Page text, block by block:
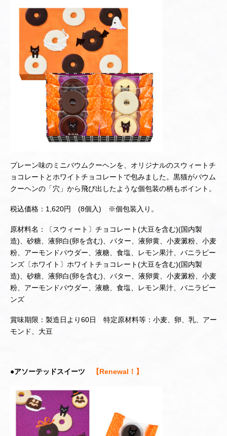
プレーン味のミニバウムクーヘンを、オリジナルのスウィートチ
ョコレートとホワイトチョコレートで包みました。黒猫がバウム
クーヘンの「穴」から飛び出したような個包装の柄もポイント。
税込価格：1,620円 (8個入) ※個包装入り。
原材料名：〔スウィート〕チョコレート(大豆を含む)(国内製
造)、砂糖、液卵白(卵を含む)、バター、液卵黄、小麦澱粉、小麦
粉、アーモンドパウダー、液糖、食塩、レモン果汁、バニラビー
ンズ〔ホワイト〕ホワイトチョコレート(大豆を含む)(国内製
造)、砂糖、液卵白(卵を含む)、バター、液卵黄、小麦澱粉、小麦
粉、アーモンドパウダー、液糖、食塩、レモン果汁、バニラビー
ンズ
賞味期限：製造日より60日 特定原材料等：小麦、卵、乳、アー
モンド、大豆
●アソーテッドスイーツ 【Renewal！】